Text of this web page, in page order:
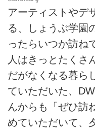
アーティストやデ
る、しょうぶ学園
ったらいつか訪ね
人はきっとたくさ
だがなくなる暮ら
ていただいた、
んからも「ぜひ訪
めていただいて、